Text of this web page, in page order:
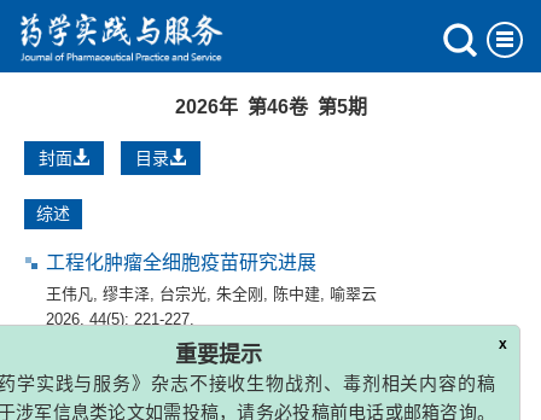
重要提示
学实践与服务》杂志不接收生物战剂、毒剂相关内容的稿
涉军信息类论文如需投稿，请务必投稿前电话或邮箱咨询。
2026年 第46卷 第5期
封面 目录
综述
工程化肿瘤全细胞疫苗研究进展
王伟凡 缪丰泽 台宗光 朱全刚 陈中建 喻翠云
2026, 44(5): 221-227.
钠−葡萄糖协同转运蛋白2的基因组学研究进展及其抑制
剂的临床应用